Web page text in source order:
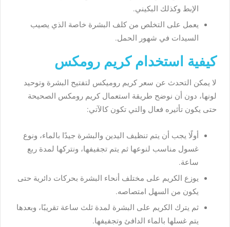
الإبط وكذلك البكيني.
يعمل على التخلص من كلف البشرة خاصة الذي يصيب
السيدات في شهور الحمل.
كيفية استخدام كريم رومكس
لا يمكن التحدث عن سعر كريم روميكس لتفتيح البشرة وتوحيد
لونها، دون أن نوضح طريقة استعمال كريم رومكس الصحيحة
حتى يكون تأثيره فعال والتي تكون كالآتي:
أولًا يجب أن يتم تنظيف اليدين والبشرة جيدًا بالماء، ونوع
غسول مناسب لنوعها ثم يتم تجفيفها، ونتركها لمدة ربع
ساعة.
يوزع الكريم على مختلف أنحاء البشرة بحركات دائرية حتى
يكون من السهل امتصاصه.
ثم يترك الكريم على البشرة لمدة ثلث ساعة تقريبًا، وبعدها
يتم غسلها بالماء الدافئ وتجفيفها.